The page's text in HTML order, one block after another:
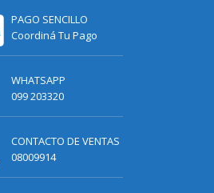
PAGO SENCILLO
Coordiná Tu Pago
WHATSAPP
099 203320
CONTACTO DE VENTAS
08009914